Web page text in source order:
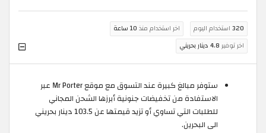
320 استخدام اليوم اخر استخدام منذ 10 ساعة
اخر توفير 4.8 دينار بحريني
ستوفر مبالغ كبيرة عند التسوق مع موقع Mr Porter عبر
الاستفادة من تخفيضات جنونية أبرزها الشحن المجاني
للطلبات التي تساوي أو تزيد قيمتها عن 103.5 دينار بحريني
الى البحرين.